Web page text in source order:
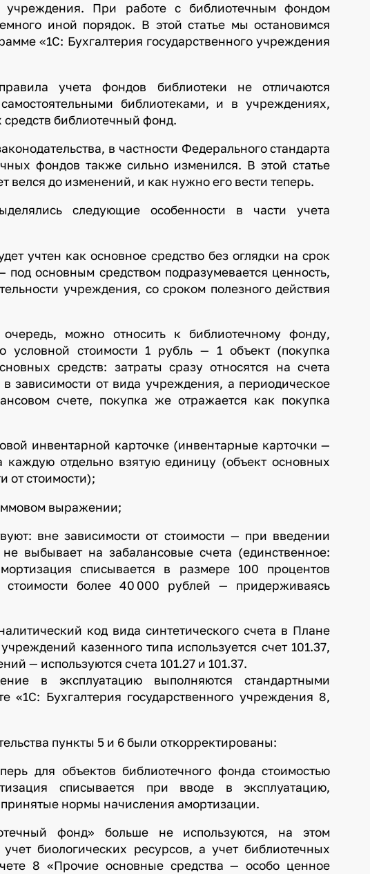
При работе с библиотечным фондом
иной порядок. В этой статье мы остановимся
«1С: Бухгалтерия государственного учреждения
учета фондов библиотеки не отличаются
библиотеками, и в учреждениях,
библиотечный фонд.
в частности Федерального стандарта
фондов также сильно изменился. В этой статье
велся до изменений, и как нужно его вести теперь.
следующие особенности в части учета
учтен как основное средство без оглядки на срок
основным средством подразумевается ценность,
учреждения, со сроком полезного действия
можно относить к библиотечному фонду,
условной стоимости 1 рубль — 1 объект (покупка
средств: затраты сразу относятся на счета
зависимости от вида учреждения, а периодическое
счете, покупка же отражается как покупка
инвентарной карточке (инвентарные карточки —
отдельно взятую единицу (объект основных
от стоимости);
выражении;
вне зависимости от стоимости — при введении
выбывает на забалансовые счета (единственное:
списывается в размере 100 процентов
более 40 000 рублей — придерживаясь
код вида синтетического счета в Плане
казенного типа используется счет 101.37,
— используются счета 101.27 и 101.37.
в эксплуатацию выполняются стандартными
«1С: Бухгалтерия государственного учреждения 8,
пункты 5 и 6 были откорректированы:
для объектов библиотечного фонда стоимостью
списывается при вводе в эксплуатацию,
нормы начисления амортизации.
фонд» больше не используются, на этом
биологических ресурсов, а учет библиотечных
8 «Прочие основные средства — особо ценное